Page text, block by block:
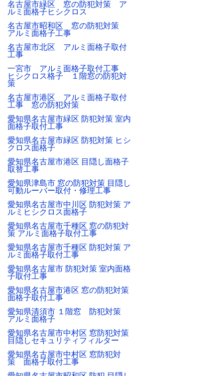
名古屋市緑区 窓の防犯対策 ア
ルミ面格子ヒシクロス
名古屋市昭和区 窓の防犯対策
アルミ面格子工事
名古屋市北区 アルミ面格子取付
工事
一宮市 アルミ面格子取付工事
ヒシクロス格子 １階窓の防犯対
策
名古屋市港区 アルミ面格子取付
工事 窓の防犯対策
愛知県名古屋市緑区 防犯対策 室内
面格子取付工事
愛知県名古屋市緑区 防犯対策 ヒシ
クロス面格子
愛知県名古屋市港区 目隠し面格子
取替工事
愛知県津島市 窓の防犯対策 目隠し
可動ルーバー取付・修理工事
愛知県名古屋市中川区 防犯対策 ア
ルミヒシクロス面格子
愛知県名古屋市千種区 窓の防犯対
策 アルミ面格子取付工事
愛知県名古屋市千種区 防犯対策 ア
ルミ面格子取付工事
愛知県名古屋市 防犯対策 室内面格
子取付工事
愛知県名古屋市港区 窓の防犯対策
面格子取付工事
愛知県清須市 １階窓 防犯対策
アルミ面格子
愛知県名古屋市中村区 窓防犯対策
目隠しセキュリティフィルター
愛知県名古屋市中村区 窓防犯対
策 面格子取付工事